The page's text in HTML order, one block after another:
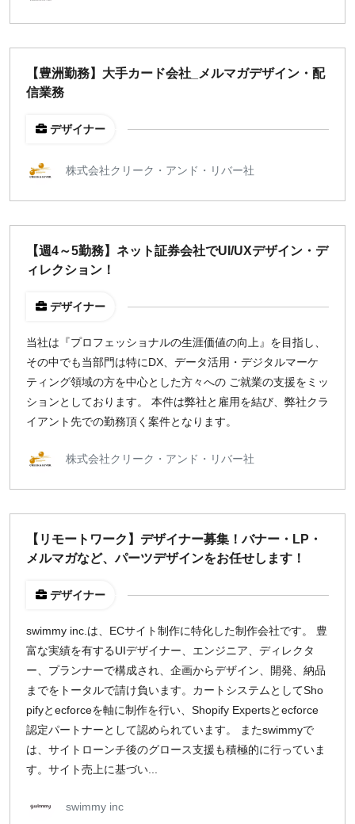
【豊洲勤務】大手カード会社_メルマガデザイン・配
信業務
デザイナー
株式会社クリーク・アンド・リバー社
【週4～5勤務】ネット証券会社でUI/UXデザイン・デ
ィレクション！
デザイナー
当社は『プロフェッショナルの生涯価値の向上』を目指し、
その中でも当部門は特にDX、データ活用・デジタルマーケ
ティング領域の方を中心とした方々への ご就業の支援をミッ
ションとしております。 本件は弊社と雇用を結び、弊社クラ
イアント先での勤務頂く案件となります。
株式会社クリーク・アンド・リバー社
【リモートワーク】デザイナー募集！バナー・LP・
メルマガなど、パーツデザインをお任せします！
デザイナー
swimmy inc.は、ECサイト制作に特化した制作会社です。 豊
富な実績を有するUIデザイナー、エンジニア、ディレクタ
ー、プランナーで構成され、企画からデザイン、開発、納品
までをトータルで請け負います。カートシステムとしてSho
pifyとecforceを軸に制作を行い、Shopify Expertsとecforce
認定パートナーとして認められています。 またswimmyで
は、サイトローンチ後のグロース支援も積極的に行っていま
す。サイト売上に基づい...
swimmy inc